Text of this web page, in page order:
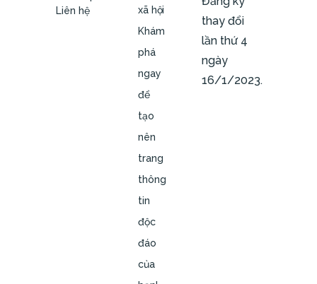
Liên hệ
xã hội
Khám
phá
ngay
để
tạo
nên
trang
thông
tin
độc
đáo
của
thay đổi
lần thứ 4
ngày
16/1/2023.